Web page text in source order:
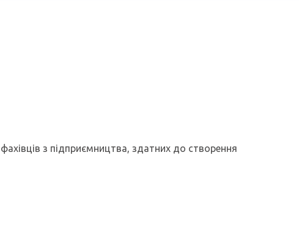
з підприємництва, здатних до створення